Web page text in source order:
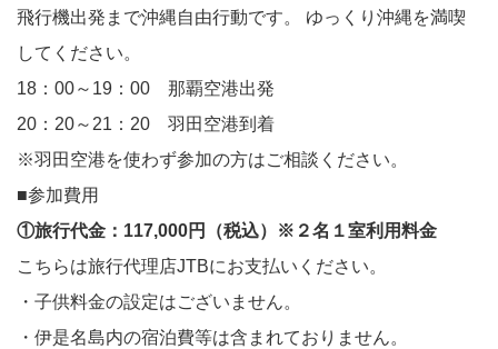
飛行機出発まで沖縄自由行動です。 ゆっくり沖縄を満喫
してください。
18：00～19：00 那覇空港出発
20：20～21：20 羽田空港到着
※羽田空港を使わず参加の方はご相談ください。
■参加費用
①旅行代金：117,000円（税込）※２名１室利用料金
こちらは旅行代理店JTBにお支払いください。
・子供料金の設定はございません。
・伊是名島内の宿泊費等は含まれておりません。